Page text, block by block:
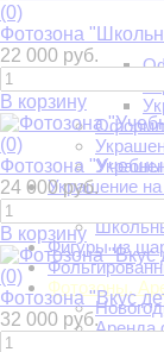
Украшение
Фигуры из
Фотозоны.
Аренда
(0)
Фотозона
22 000 руб.
В корзину
(0)
Фотозона
24 000 руб.
В корзину
(0)
Фотозона "Вкус
32 000 руб.